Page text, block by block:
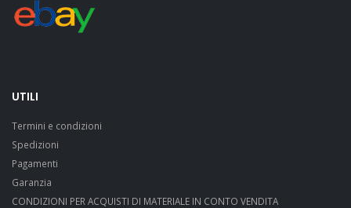
UTILI
Termini e condizioni
Spedizioni
Pagamenti
Garanzia
CONDIZIONI PER ACQUISTI DI MATERIALE IN CONTO VENDITA